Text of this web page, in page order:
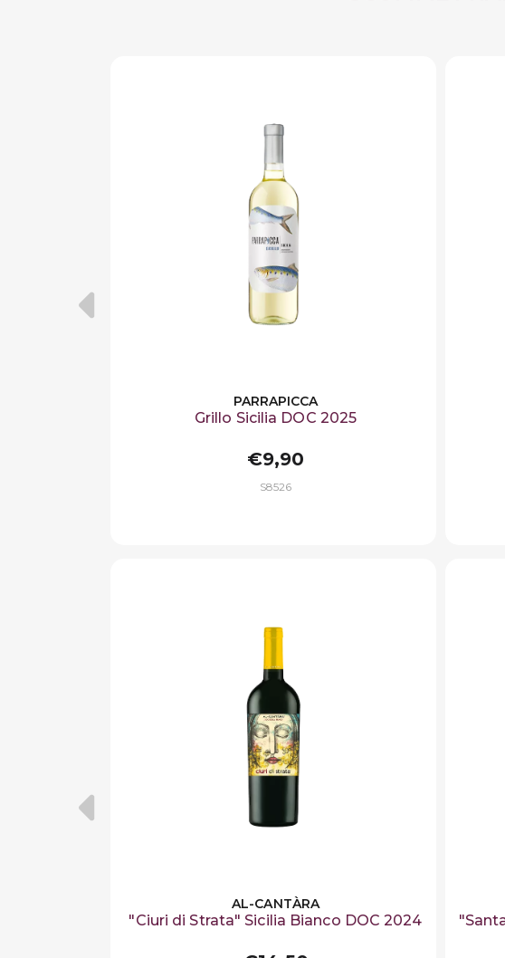
PARRAPICCA
Grillo Sicilia DOC 2025
€9,90
S8526
AL-CANTÀRA
"Ciuri di Strata" Sicilia Bianco DOC 2024